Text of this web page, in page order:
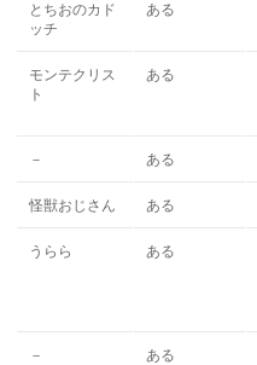
とちおのカド
ッチ
ある
モンテクリス
ト
ある
－ ある
怪獣おじさん ある
うらら ある
－ ある